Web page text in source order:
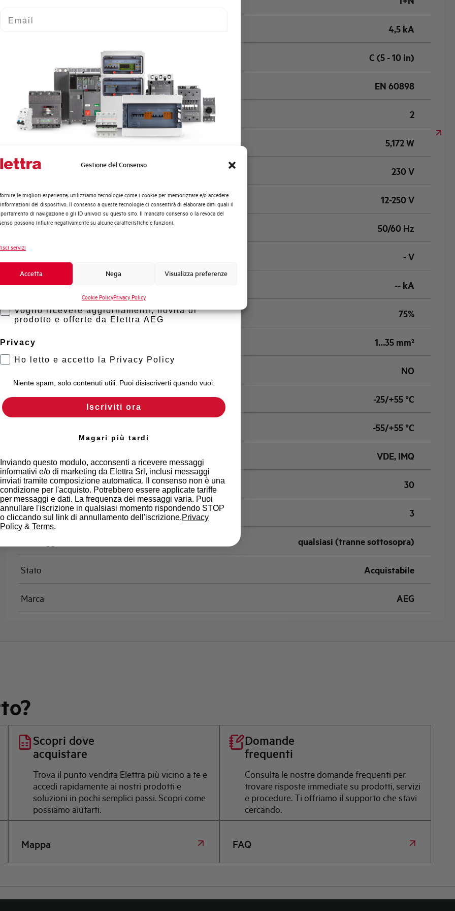
Gestione del Consenso
le migliori esperienze, utilizziamo tecnologie come i cookie per memorizzare e/o accedere
del dispositivo. Il consenso a queste tecnologie ci consentirà di elaborare dati quali il
di navigazione o gli ID univoci su questo sito. Il mancato consenso o la revoca del
possono influire negativamente su alcune caratteristiche e funzioni.
servizi
Accetta Nega Visualizza preferenze
Cookie PolicyPrivacy Policy
4,5 kA
C (5 - 10 In)
EN 60898
Numero moduli 2
5,172 W
Tensione nominale Ue AC 230 V
Tensione di impiego min-max AC 12-250 V
Frequenza 50/60 Hz
- V
Capacità di rottura EN60947-2 Icu a 400V -- kA
Capacità di rottura di servizio Ics (%Icu) 75%
Capacità dei terminali 1…35 mm²
NO
Temperatura di impiego -25/+55 °C
-55/+55 °C
VDE, IMQ
Temperatura di riferimento (°C) 30
Classe di limitazione 3
qualsiasi (tranne sottosopra)
Stato Acquistabile
Marca AEG
Scopri dove
acquistare
Trova il punto vendita Elettra più vicino a te e
accedi rapidamente ai nostri prodotti e
soluzioni in pochi semplici passi. Scopri come
possiamo aiutarti.
Mappa
Domande
frequenti
Consulta le nostre domande frequenti per
trovare risposte immediate su prodotti, servizi
e procedure. Ti offriamo il supporto che stavi
cercando.
FAQ
Quali argomenti ti interessano di più?
Automazione Industriale
Fotovoltaico
Sistema Quadri
Formazione tecnica
Voglio ricevere aggiornamenti, novità di
prodotto e offerte da Elettra AEG
Privacy
Ho letto e accetto la Privacy Policy
Niente spam, solo contenuti utili. Puoi disiscriverti quando vuoi.
Iscriviti ora
Magari più tardi
Inviando questo modulo, acconsenti a ricevere messaggi
informativi e/o di marketing da Elettra Srl, inclusi messaggi
inviati tramite composizione automatica. Il consenso non è una
condizione per l'acquisto. Potrebbero essere applicate tariffe
per messaggi e dati. La frequenza dei messaggi varia. Puoi
annullare l'iscrizione in qualsiasi momento rispondendo STOP
o cliccando sul link di annullamento dell'iscrizione.Privacy
Policy & Terms.